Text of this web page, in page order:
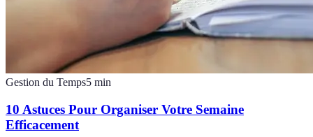
Gestion du Temps5 min
10 Astuces Pour Organiser Votre Semaine
Efficacement